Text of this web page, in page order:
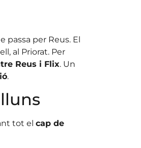
passa per Reus. El
al Priorat. Per
Reus i Flix. Un
.
tot el cap de